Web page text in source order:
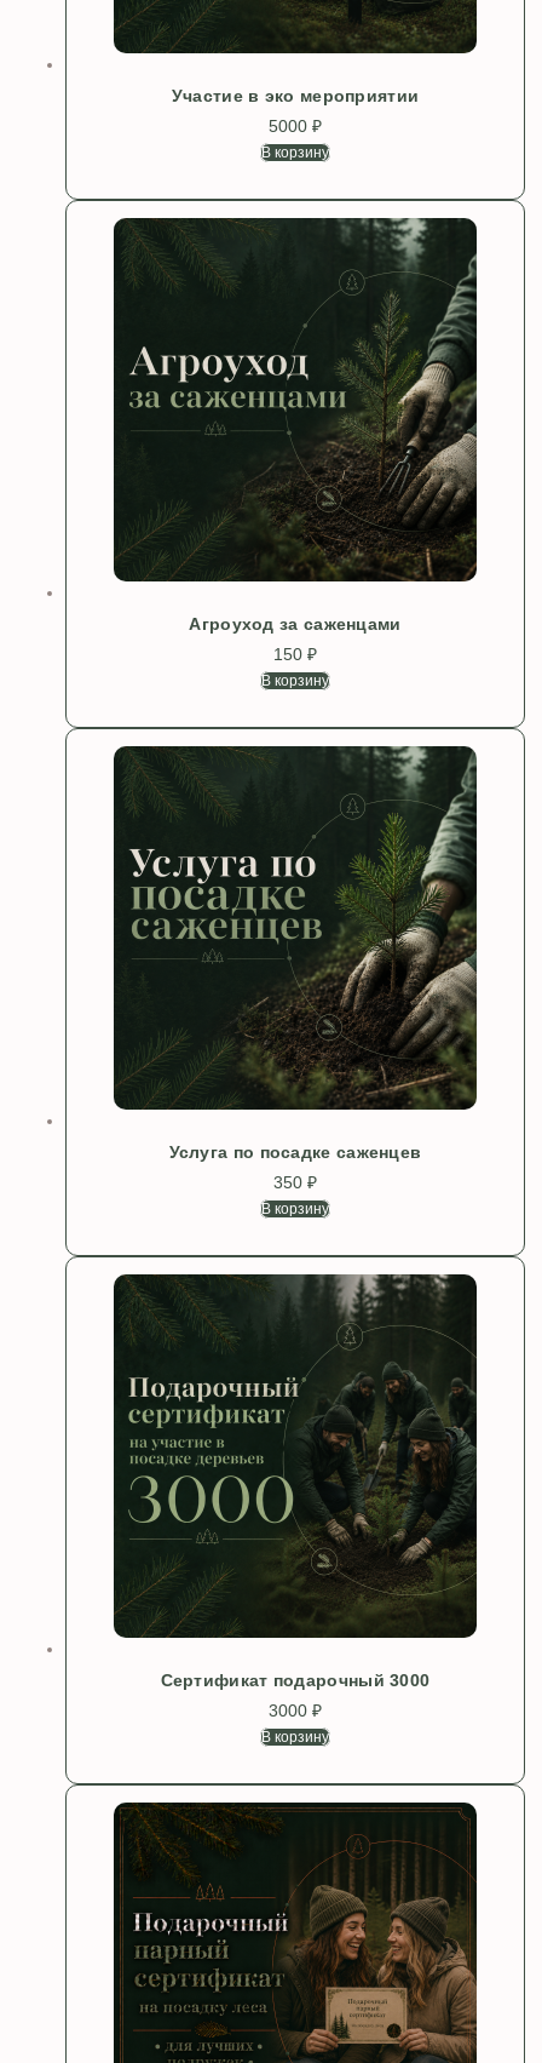
Участие в эко мероприятии
5000 ₽
В корзину
Агроуход за саженцами
150 ₽
В корзину
Услуга по посадке саженцев
350 ₽
В корзину
Сертификат подарочный 3000
3000 ₽
В корзину